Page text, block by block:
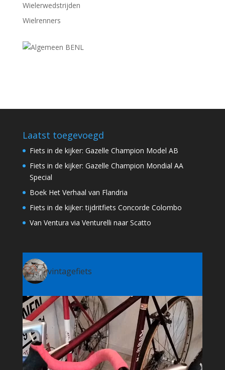
Wielerwedstrijden
Wielrenners
Laatst toegevoegd
Fiets in de kijker: Gazelle Champion Model AB
Fiets in de kijker: Gazelle Champion Mondial AA
Special
Boek Het Verhaal van Flandria
Fiets in de kijker: tijdritfiets Concorde Colombo
Van Ventura via Venturelli naar Scatto
vintagefiets